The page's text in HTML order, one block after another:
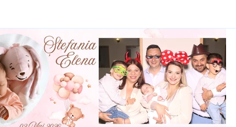
Booth Photobooth